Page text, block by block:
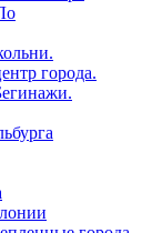
города.